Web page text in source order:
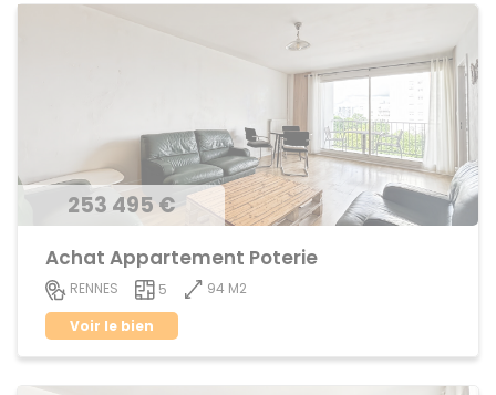
253 495 €
Achat Appartement Poterie
RENNES 5
94 M2
Voir le bien